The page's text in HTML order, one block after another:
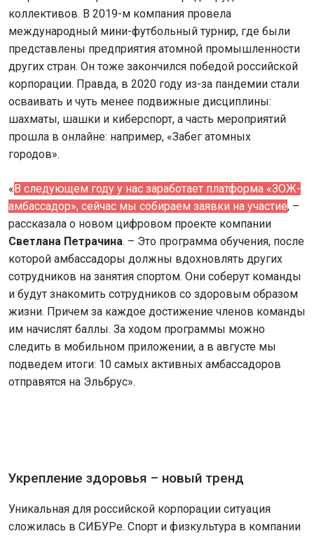
коллективов. В 2019-м компания провела
международный мини-футбольный турнир, где были
представлены предприятия атомной промышленности
других стран. Он тоже закончился победой российской
корпорации. Правда, в 2020 году из-за пандемии стали
осваивать и чуть менее подвижные дисциплины:
шахматы, шашки и киберспорт, а часть мероприятий
прошла в онлайне: например, «Забег атомных
городов».
« В следующем году у нас заработает платформа «ЗОЖ-
амбассадор», сейчас мы собираем заявки на участие, –
рассказала о новом цифровом проекте компании
Светлана Петрачина. – Это программа обучения, после
которой амбассадоры должны вдохновлять других
сотрудников на занятия спортом. Они соберут команды
и будут знакомить сотрудников со здоровым образом
жизни. Причем за каждое достижение членов команды
им начислят баллы. За ходом программы можно
следить в мобильном приложении, а в августе мы
подведем итоги: 10 самых активных амбассадоров
отправятся на Эльбрус».
Укрепление здоровья – новый тренд
Уникальная для российской корпорации ситуация
сложилась в СИБУРе. Спорт и физкультура в компании